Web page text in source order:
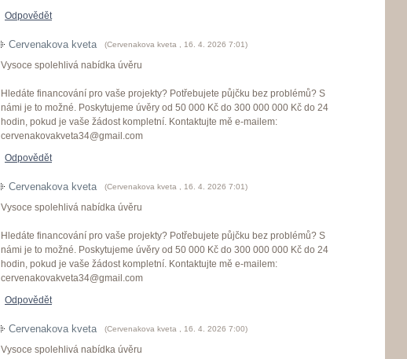
Odpovědět
Cervenakova kveta (Cervenakova kveta 16. 4. 2026 7:01)
Vysoce spolehlivá nabídka úvěru
Hledáte financování pro vaše projekty? Potřebujete půjčku bez problémů? S
námi je to možné. Poskytujeme úvěry od 50 000 Kč do 300 000 000 Kč do 24
hodin, pokud je vaše žádost kompletní. Kontaktujte mě e-mailem:
cervenakovakveta34@gmail.com
Odpovědět
Cervenakova kveta (Cervenakova kveta 16. 4. 2026 7:01)
Vysoce spolehlivá nabídka úvěru
Hledáte financování pro vaše projekty? Potřebujete půjčku bez problémů? S
námi je to možné. Poskytujeme úvěry od 50 000 Kč do 300 000 000 Kč do 24
hodin, pokud je vaše žádost kompletní. Kontaktujte mě e-mailem:
cervenakovakveta34@gmail.com
Odpovědět
Cervenakova kveta (Cervenakova kveta 16. 4. 2026 7:00)
Vysoce spolehlivá nabídka úvěru